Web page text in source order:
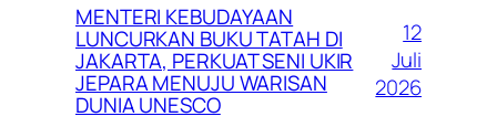
MENTERI KEBUDAYAAN
LUNCURKAN BUKU TATAH DI
JAKARTA, PERKUAT SENI UKIR
JEPARA MENUJU WARISAN
DUNIA UNESCO
12
Juli
2026